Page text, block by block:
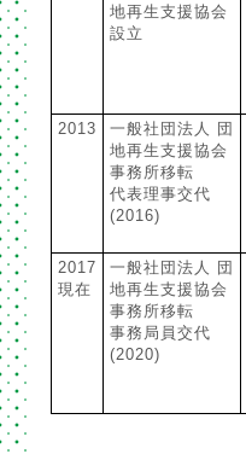
地再生支援協会
設立
2013
一般社団法人 団
地再生支援協会
事務所移転
代表理事交代
(2016)
2017
現在
一般社団法人 団
地再生支援協会
事務所移転
事務局員交代
(2020)